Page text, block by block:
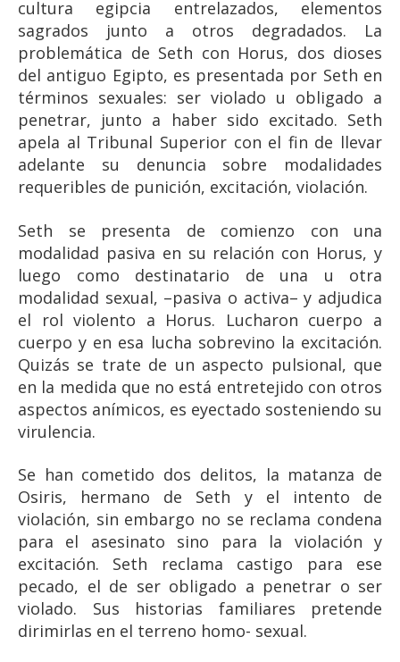
cultura egipcia entrelazados, elementos
sagrados junto a otros degradados. La
problemática de Seth con Horus, dos dioses
del antiguo Egipto, es presentada por Seth en
términos sexuales: ser violado u obligado a
penetrar, junto a haber sido excitado. Seth
apela al Tribunal Superior con el fin de llevar
adelante su denuncia sobre modalidades
requeribles de punición, excitación, violación.
Seth se presenta de comienzo con una
modalidad pasiva en su relación con Horus, y
luego como destinatario de una u otra
modalidad sexual, –pasiva o activa– y adjudica
el rol violento a Horus. Lucharon cuerpo a
cuerpo y en esa lucha sobrevino la excitación.
Quizás se trate de un aspecto pulsional, que
en la medida que no está entretejido con otros
aspectos anímicos, es eyectado sosteniendo su
virulencia.
Se han cometido dos delitos, la matanza de
Osiris, hermano de Seth y el intento de
violación, sin embargo no se reclama condena
para el asesinato sino para la violación y
excitación. Seth reclama castigo para ese
pecado, el de ser obligado a penetrar o ser
violado. Sus historias familiares pretende
dirimirlas en el terreno homo- sexual.